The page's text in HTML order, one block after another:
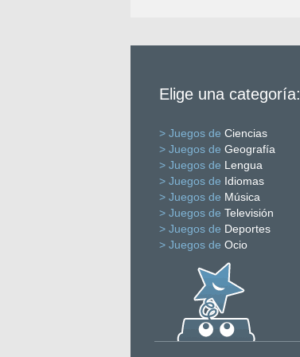
Elige una categoría:
> Juegos de Ciencias
> Juegos de Geografía
> Juegos de Lengua
> Juegos de Idiomas
> Juegos de Música
> Juegos de Televisión
> Juegos de Deportes
> Juegos de Ocio